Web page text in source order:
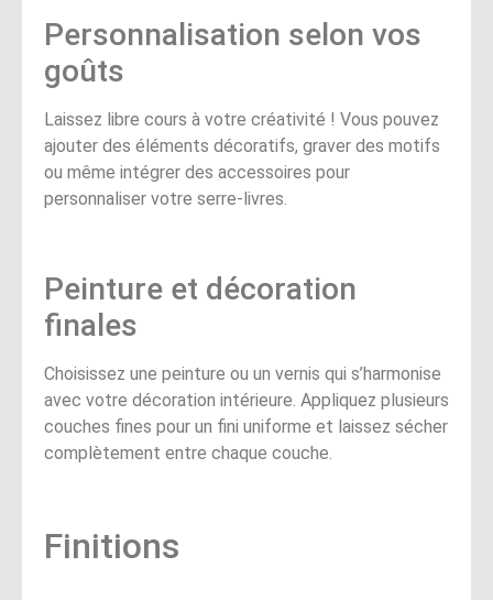
Personnalisation selon vos
goûts
Laissez libre cours à votre créativité ! Vous pouvez
ajouter des éléments décoratifs, graver des motifs
ou même intégrer des accessoires pour
personnaliser votre serre-livres.
Peinture et décoration
finales
Choisissez une peinture ou un vernis qui s’harmonise
avec votre décoration intérieure. Appliquez plusieurs
couches fines pour un fini uniforme et laissez sécher
complètement entre chaque couche.
Finitions